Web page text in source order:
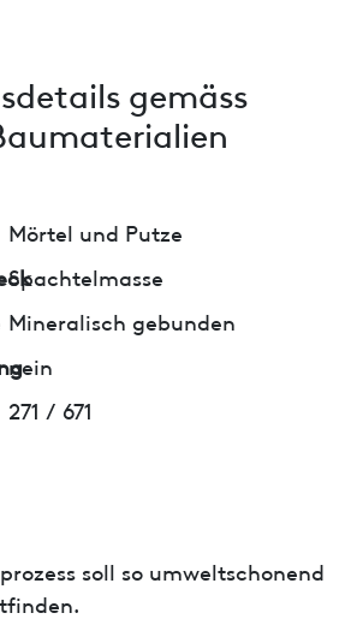
gemäss
Mörtel und Putze
Spachtelmasse
Mineralisch gebunden
nein
271 / 671
soll so umweltschonend